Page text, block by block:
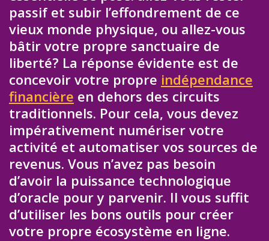
passif et subir l’effondrement de ce
vieux monde physique, ou allez-vous
bâtir votre propre sanctuaire de
liberté? La réponse évidente est de
concevoir votre propre indépendance
financière en dehors des circuits
traditionnels. Pour cela, vous devez
impérativement numériser votre
activité et automatiser vos sources de
revenus. Vous n’avez pas besoin
d’avoir la puissance technologique
d’oracle pour y parvenir. Il vous suffit
d’utiliser les bons outils pour créer
votre propre écosystème en ligne.